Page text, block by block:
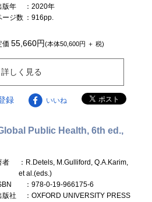
版年
：2020年
ージ数 ：916pp.
価55,660円(本体50,600円 ＋ 税)
詳しく見る
録 いいね
Public Health, 6th ed.,
者
：R.Detels, M.Gulliford, Q.A.Karim,
et al.(eds.)
：978-0-19-966175-6
版社
：OXFORD UNIVERSITY PRESS